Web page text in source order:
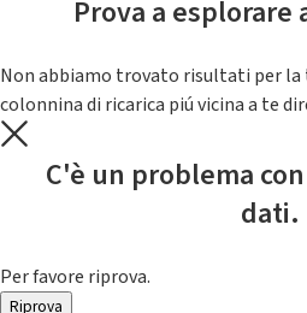
Prova a
Non abbiamo trovato risultati per la
colonnina di ricarica piú vicina a te
C'è un problema
dati.
Per favore riprova.
Riprova